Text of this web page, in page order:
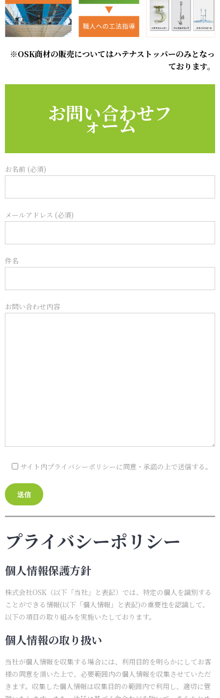
※OSK商材の販売についてはハテナストッパーのみとなっ
ております。
お問い合わせフ
ォーム
お名前 (必須)
メールアドレス (必須)
件名
お問い合わせ内容
サイト内プライバシーポリシーに同意・承諾の上で送信する。
プライバシーポリシー
個人情報保護方針
株式会社OSK（以下「当社」と表記）では、特定の個人を識別する
ことができる情報(以下「個人情報」と表記)の重要性を認識して、
以下の項目の取り組みを実施いたしております。
個人情報の取り扱い
当社が個人情報を収集する場合には、利用目的を明らかにしてお客
様の同意を頂いた上で、必要範囲内の個人情報を収集させていただ
きます。収集した個人情報は収集目的の範囲内で利用し、適切に管